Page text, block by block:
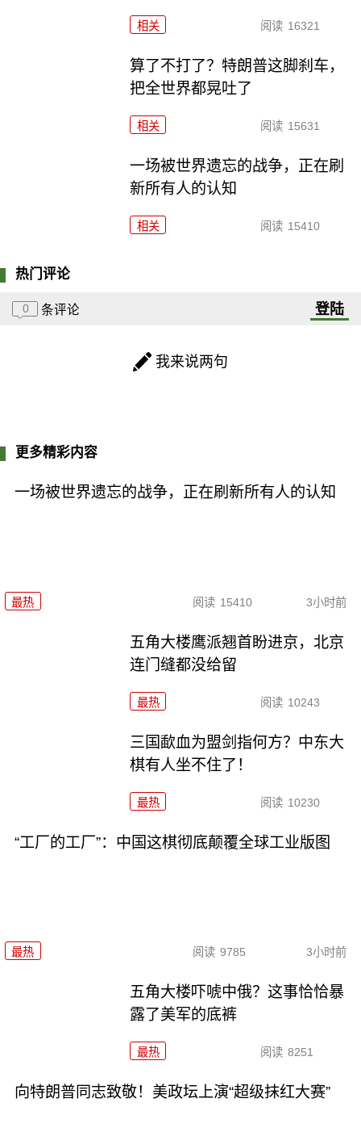
相关 阅读 16321
算了不打了？特朗普这脚刹车，
把全世界都晃吐了
相关 阅读 15631
一场被世界遗忘的战争，正在刷
新所有人的认知
相关 阅读 15410
热门评论
0 条评论 登陆
我来说两句
更多精彩内容
一场被世界遗忘的战争，正在刷新所有人的认知
最热 阅读 15410 3小时前
五角大楼鹰派翘首盼进京，北京
连门缝都没给留
最热 阅读 10243
三国歃血为盟剑指何方？中东大
棋有人坐不住了！
最热 阅读 10230
“工厂的工厂”：中国这棋彻底颠覆全球工业版图
最热 阅读 9785 3小时前
五角大楼吓唬中俄？这事恰恰暴
露了美军的底裤
最热 阅读 8251
向特朗普同志致敬！美政坛上演“超级抹红大赛”